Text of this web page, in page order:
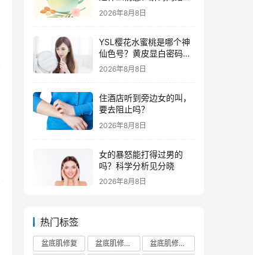
代独特的社交共鸣
2026年8月8日
YSL樱花水蜜桃是哪个神
仙色号？黄皮显白密码全
解析
2026年8月8日
住酒店听到旁边女的叫，
要去阻止吗？
2026年8月8日
女的暴怒能打得过男的
吗？科学分析见分晓
2026年8月8日
热门标签
盆底肌修复 盆底肌修复医院排行榜
盆底肌修复多少钱